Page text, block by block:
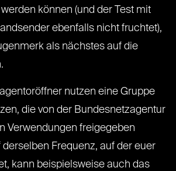
können (und der Test mit
ebenfalls nicht fruchtet),
als nächstes auf die
nutzen eine Gruppe
die von der Bundesnetzagentur
Verwendungen freigegeben
Frequenz, auf der euer
kann beispielsweise auch das